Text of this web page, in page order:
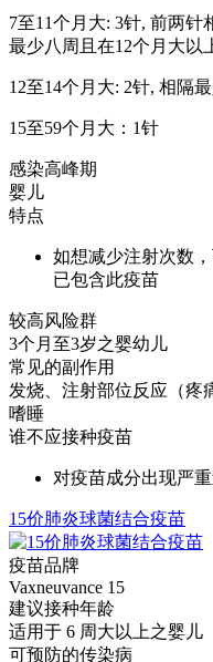
7至11个月大: 3针, 前两
最少八周且在12个月大以
12至14个月大: 2针, 相隔
15至59个月大：1针
感染高峰期
婴儿
特点
如想减少注射次数
已包含此疫苗
较高风险群
3个月至3岁之婴幼儿
常见的副作用
发烧、注射部位反应（疼
嗜睡
谁不应接种疫苗
对疫苗成分出现严
15价肺炎球菌结合疫苗
疫苗品牌
Vaxneuvance 15
建议接种年龄
适用于 6 周大以上之婴儿
可预防的传染病